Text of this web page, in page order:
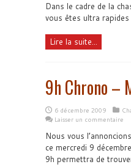
Dans le cadre de la
vous êtes ultra rapides
Lire la suite...
9h Chrono –
6 décembre 2009
Laisser un commentaire
Nous vous
ce mercredi 9
9h permettra de